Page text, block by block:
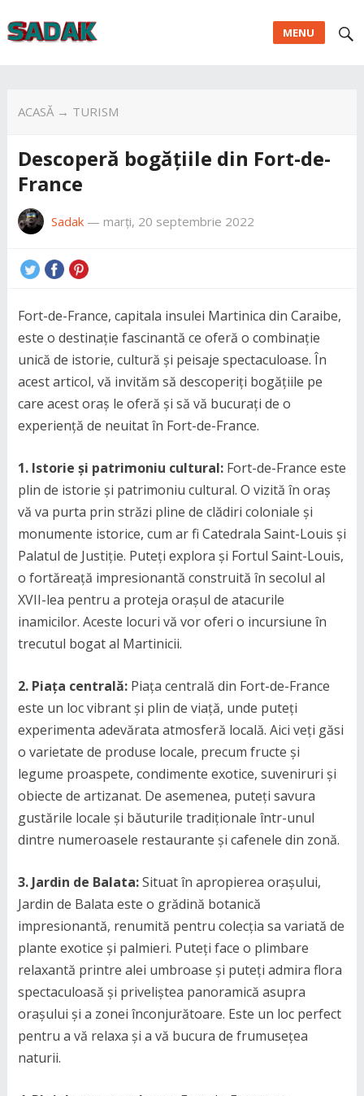
MENU
ACASĂ→ TURISM
Descoperă bogățiile din Fort-de-
France
Sadak— marți, 20 septembrie 2022
Fort-de-France, capitala insulei Martinica din Caraibe,
este o destinație fascinantă ce oferă o combinație
unică de istorie, cultură și peisaje spectaculoase. În
acest articol, vă invităm să descoperiți bogățiile pe
care acest oraș le oferă și să vă bucurați de o
experiență de neuitat în Fort-de-France.
1. Istorie și patrimoniu cultural:Fort-de-France este
plin de istorie și patrimoniu cultural. O vizită în oraș
vă va purta prin străzi pline de clădiri coloniale și
monumente istorice, cum ar fi Catedrala Saint-Louis și
Palatul de Justiție. Puteți explora și Fortul Saint-Louis,
o fortăreață impresionantă construită în secolul al
XVII-lea pentru a proteja orașul de atacurile
inamicilor. Aceste locuri vă vor oferi o incursiune în
trecutul bogat al Martinicii.
2. Piața centrală:Piața centrală din Fort-de-France
este un loc vibrant și plin de viață, unde puteți
experimenta adevărata atmosferă locală. Aici veți găsi
o varietate de produse locale, precum fructe și
legume proaspete, condimente exotice, suveniruri și
obiecte de artizanat. De asemenea, puteți savura
gustările locale și băuturile tradiționale într-unul
dintre numeroasele restaurante și cafenele din zonă.
3. Jardin de Balata:Situat în apropierea orașului,
Jardin de Balata este o grădină botanică
impresionantă, renumită pentru colecția sa variată de
plante exotice și palmieri. Puteți face o plimbare
relaxantă printre alei umbroase și puteți admira flora
spectaculoasă și priveliștea panoramică asupra
orașului și a zonei înconjurătoare. Este un loc perfect
pentru a vă relaxa și a vă bucura de frumusețea
naturii.